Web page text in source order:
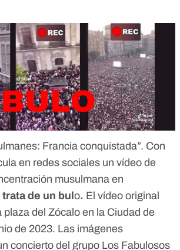
Francia conquistada”. Con
en redes sociales un vídeo de
musulmana en
trata de un bulo. El vídeo original
plaza del Zócalo en la Ciudad de
de 2023. Las imágenes
concierto del grupo Los Fabulosos